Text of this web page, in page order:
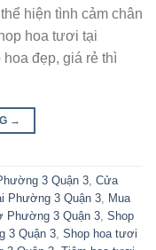
hiện tình cảm chân
hoa tươi tại
đẹp, giá rẻ thì
→
3 Quận 3 Cửa
Phường 3 Quận 3
Mua
Phường 3 Quận 3 Shop
3 Quận 3 Shop hoa tươi